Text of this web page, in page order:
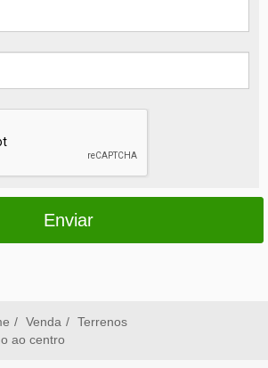
Enviar
Venda
Terrenos
ao centro